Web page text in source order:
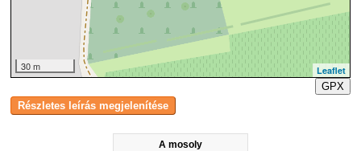
A mosoly
30 m
Leaflet
GPX